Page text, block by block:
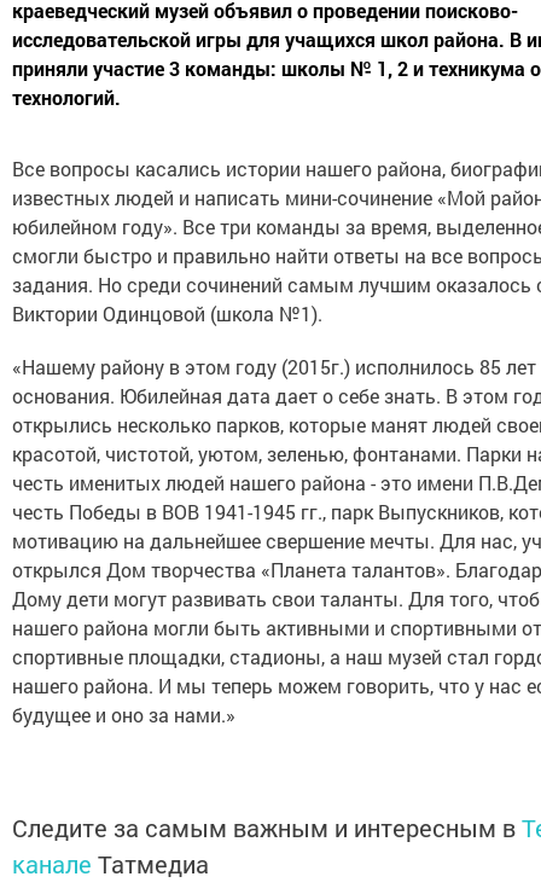
краеведческий музей объявил о проведении поисково-
исследовательской игры для учащихся школ района. В
приняли участие 3 команды: школы № 1, 2 и техникума
технологий.
Все вопросы касались истории нашего района,
известных людей и написать мини-сочинение «Мой
юбилейном году». Все три команды за время,
смогли быстро и правильно найти ответы на все
задания. Но среди сочинений самым лучшим оказалось
Виктории Одинцовой (школа №1).
«Нашему району в этом году (2015г.) исполнилось 85 лет
основания. Юбилейная дата дает о себе знать. В этом
открылись несколько парков, которые манят людей
красотой, чистотой, уютом, зеленью, фонтанами. Парки
честь именитых людей нашего района - это имени
честь Победы в ВОВ 1941-1945 гг., парк Выпускников,
мотивацию на дальнейшее свершение мечты. Для нас,
открылся Дом творчества «Планета талантов».
Дому дети могут развивать свои таланты. Для того,
нашего района могли быть активными и спортивными
спортивные площадки, стадионы, а наш музей стал
нашего района. И мы теперь можем говорить, что у нас
будущее и оно за нами.»
Следите за самым важным и интересным в
канале Татмедиа